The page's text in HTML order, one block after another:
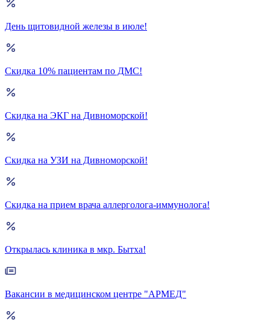
День щитовидной железы в июле!
Скидка 10% пациентам по ДМС!
Скидка на ЭКГ на Дивноморской!
Скидка на УЗИ на Дивноморской!
Скидка на прием врача аллерголога-иммунолога!
Открылась клиника в мкр. Бытха!
Вакансии в медицинском центре "АРМЕД"